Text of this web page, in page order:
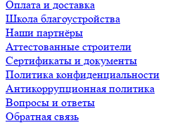
Оплата и доставка
Школа благоустройства
Наши партнёры
Аттестованные строители
Сертификаты и документы
Политика конфиденциальности
Антикоррупционная политика
Вопросы и ответы
Обратная связь